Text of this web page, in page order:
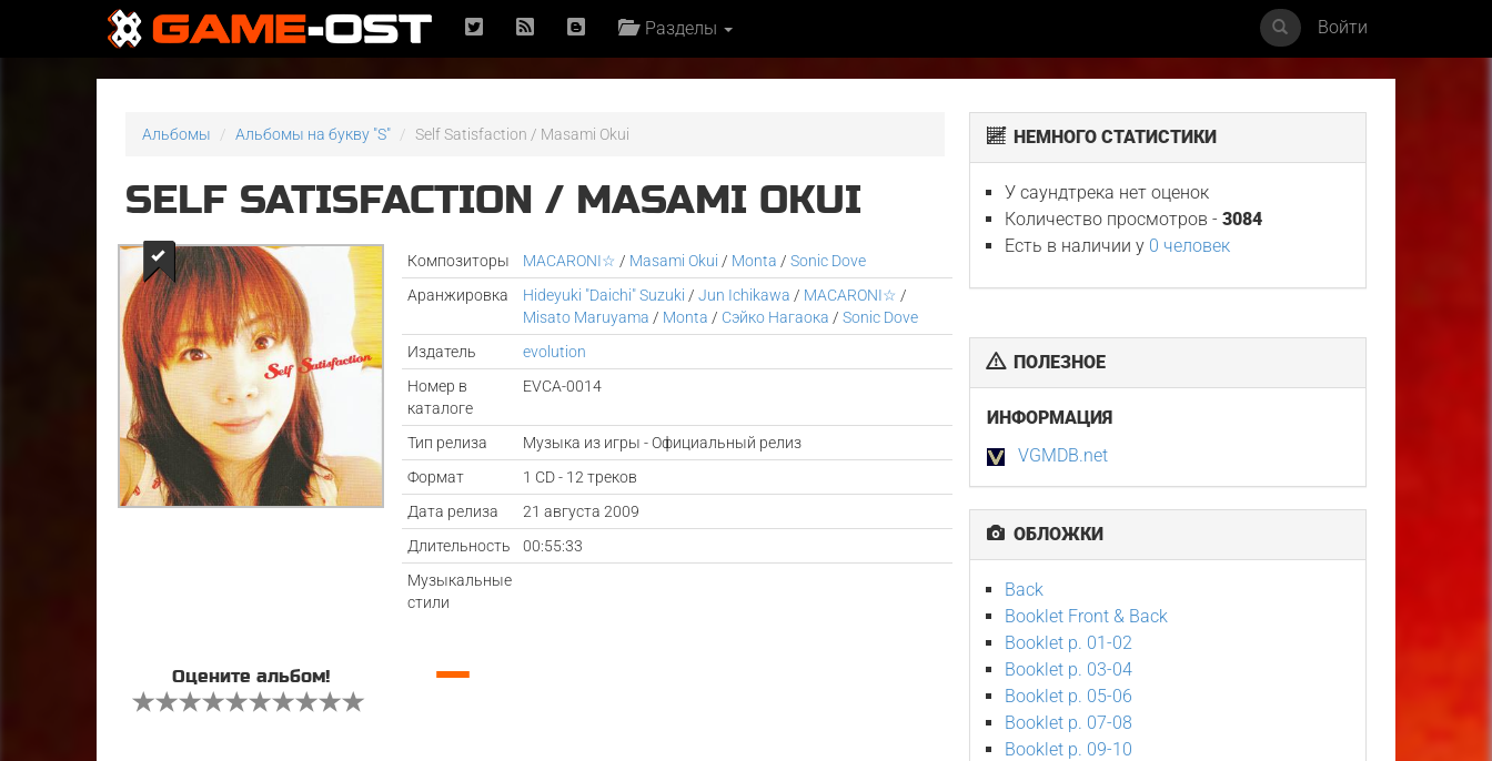
Разделы Войти
Альбомы Альбомы на букву "S" Self Satisfaction / Masami Okui
SELF SATISFACTION / MASAMI OKUI
Композиторы MACARONI☆ / Masami Okui / Monta / Sonic Dove
Аранжировка
Hideyuki "Daichi" Suzuki / Jun Ichikawa / MACARONI☆ /
Misato Maruyama / Monta / Сэйко Нагаока / Sonic Dove
Издатель
evolution
Номер в
каталоге
EVCA-0014
Тип релиза
Музыка из игры - Официальный релиз
Формат
1 CD - 12 треков
Дата релиза
21 августа 2009
Длительность
00:55:33
Музыкальные
стили
Оцените альбом! —
НЕМНОГО СТАТИСТИКИ
У саундтрека нет оценок
Количество просмотров -3084
Есть в наличии у 0 человек
ПОЛЕЗНОЕ
ИНФОРМАЦИЯ
VGMDB.net
ОБЛОЖКИ
Back
Booklet Front & Back
Booklet p. 01-02
Booklet p. 03-04
Booklet p. 05-06
Booklet p. 07-08
Booklet p. 09-10